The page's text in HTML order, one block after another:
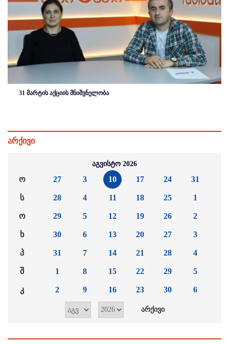
31 მარტის აქციის მნიშვნელობა
არქივი
აგვისტო 2026
ო
ს
ო
ხ
პ
შ
კ
27
28
29
30
31
1
2
3
4
5
6
7
8
9
10
11
12
13
14
15
16
17
18
19
20
21
22
23
24
25
26
27
28
29
30
31
1
2
3
4
5
6